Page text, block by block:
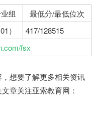
组
最低分/最低位次
）
417/128515
fsx
想要了解更多相关资讯
章关注亚索教育网：